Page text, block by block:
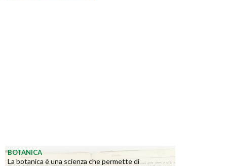
BOTANICA
La botanica è una scienza che permette di